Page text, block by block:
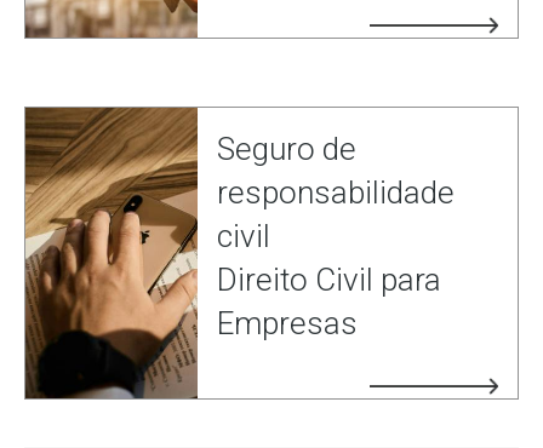
Seguro de
responsabilidade
civil
Direito Civil para
Empresas